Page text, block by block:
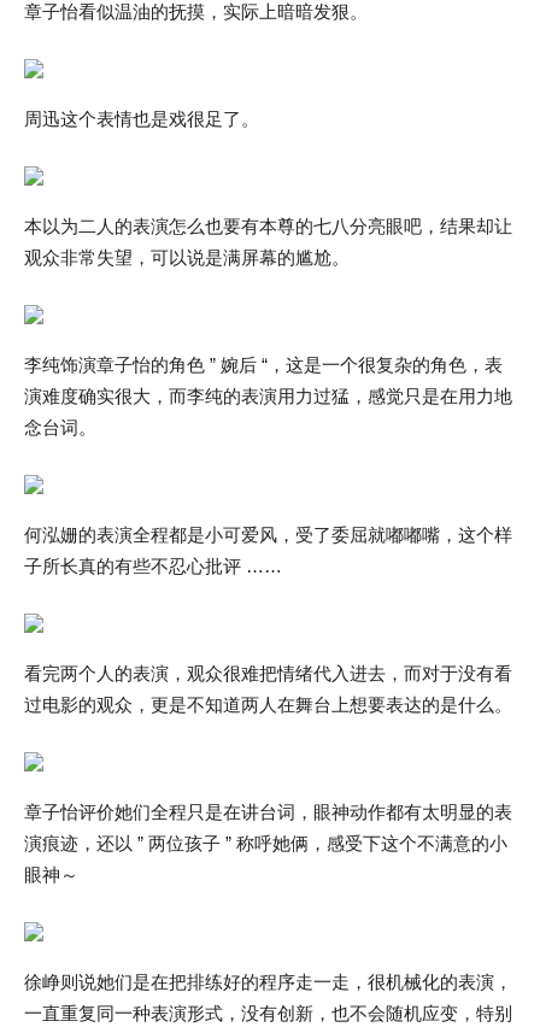
章子怡看似温油的抚摸，实际上暗暗发狠。
周迅这个表情也是戏很足了。
本以为二人的表演怎么也要有本尊的七八分亮眼吧，结果却让
观众非常失望，可以说是满屏幕的尴尬。
李纯饰演章子怡的角色 ” 婉后 “，这是一个很复杂的角色，表
演难度确实很大，而李纯的表演用力过猛，感觉只是在用力地
念台词。
何泓姗的表演全程都是小可爱风，受了委屈就嘟嘟嘴，这个样
子所长真的有些不忍心批评 ……
看完两个人的表演，观众很难把情绪代入进去，而对于没有看
过电影的观众，更是不知道两人在舞台上想要表达的是什么。
章子怡评价她们全程只是在讲台词，眼神动作都有太明显的表
演痕迹，还以 ” 两位孩子 ” 称呼她俩，感受下这个不满意的小
眼神～
徐峥则说她们是在把排练好的程序走一走，很机械化的表演，
一直重复同一种表演形式，没有创新，也不会随机应变，特别